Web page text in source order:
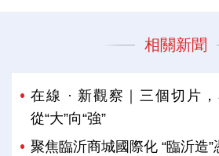
相關新聞
在線 · 新觀察｜三個切片
從“大”向“強”
聚焦臨沂商城國際化 “臨沂造